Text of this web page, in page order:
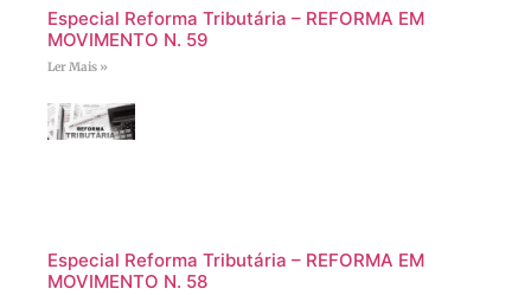
Especial Reforma Tributária – REFORMA EM
MOVIMENTO N. 59
Ler Mais »
Especial Reforma Tributária – REFORMA EM
MOVIMENTO N. 58